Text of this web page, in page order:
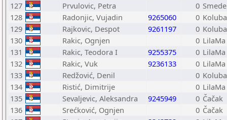
127
Prvulovic, Petra 0
128
Radonjic, Vujadin 9265060 0
129
Rajkovic, Despot 9261197 0
130
Rakic, Ognjen 0
131
Rakic, Teodora I 9255375 0
132
Rakic, Vuk 9236133 0
133
Redžović, Denil 0
134
Ristić, Dimitrije 0
135
Sevaljevic, Aleksandra 9245949 0 Čačak
136
Srećković, Ognjen 0 Čačak